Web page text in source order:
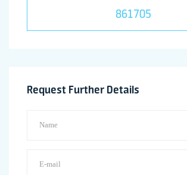
861705
Request Further Details